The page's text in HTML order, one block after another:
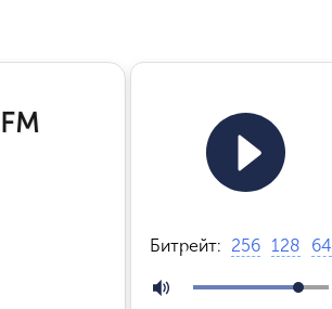
Битрейт: 256 128 64